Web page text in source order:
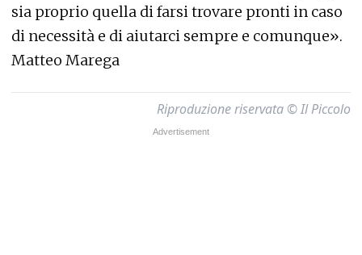
sia proprio quella di farsi trovare pronti in caso
di necessità e di aiutarci sempre e comunque».
Matteo Marega
Riproduzione riservata © Il Piccolo